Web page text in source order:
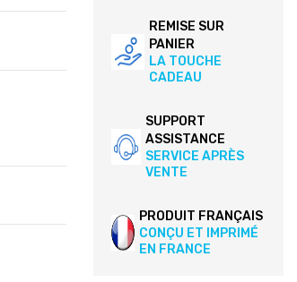
REMISE SUR
PANIER
LA TOUCHE
CADEAU
SUPPORT
ASSISTANCE
SERVICE APRÈS
VENTE
PRODUIT FRANÇAIS
CONÇU ET IMPRIMÉ
EN FRANCE